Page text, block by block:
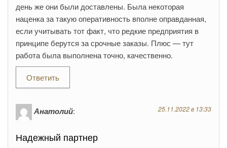
день же они были доставлены. Была некоторая
наценка за такую оперативность вполне оправданная,
если учитывать тот факт, что редкие предприятия в
принципе берутся за срочные заказы. Плюс — тут
работа была выполнена точно, качественно.
Ответить
Анатолий: 25.11.2022 в 13:33
Надежный партнер